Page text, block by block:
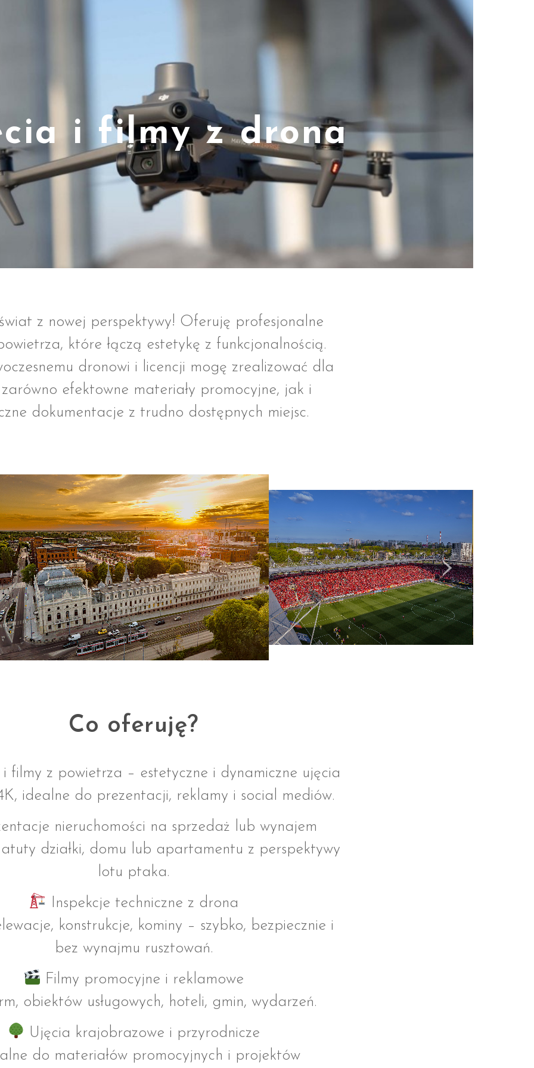
i filmy z drona
z nowej perspektywy! Oferuję profesjonalne
które łączą estetykę z funkcjonalnością.
dronowi i licencji mogę zrealizować dla
efektowne materiały promocyjne, jak i
dokumentacje z trudno dostępnych miejsc.
›
Co oferuję?
filmy z powietrza – estetyczne i dynamiczne ujęcia
idealne do prezentacji, reklamy i social mediów.
nieruchomości na sprzedaż lub wynajem
działki, domu lub apartamentu z perspektywy
lotu ptaka.
Inspekcje techniczne z drona
konstrukcje, kominy – szybko, bezpiecznie i
bez wynajmu rusztowań.
Filmy promocyjne i reklamowe
obiektów usługowych, hoteli, gmin, wydarzeń.
Ujęcia krajobrazowe i przyrodnicze
do materiałów promocyjnych i projektów